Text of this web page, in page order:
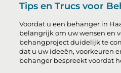
Tips en Trucs voor
Voordat u een behanger in
belangrijk om uw wensen en
behangproject duidelijk te
dat u uw ideeën, voorkeuren
behanger bespreekt voordat